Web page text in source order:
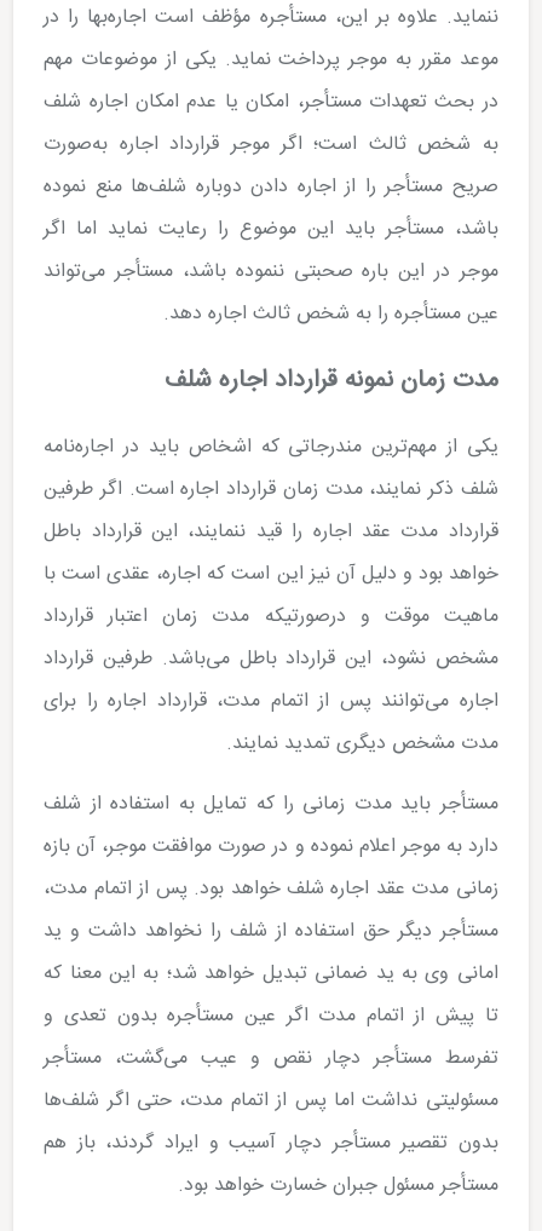
ننماید. علاوه بر این، مستأجره مؤظف است اجاره‌بها را در
موعد مقرر به موجر پرداخت نماید. یکی از موضوعات مهم
در بحث تعهدات مستأجر، امکان یا عدم امکان اجاره شلف
به شخص ثالث است؛ اگر موجر قرارداد اجاره به‌صورت
صریح مستأجر را از اجاره دادن دوباره شلف‌ها منع نموده
باشد، مستأجر باید این موضوع را رعایت نماید اما اگر
موجر در این باره صحبتی ننموده باشد، مستأجر می‌تواند
عین مستأجره را به شخص ثالث اجاره دهد.
مدت زمان نمونه قرارداد اجاره شلف
یکی از مهم‌ترین مندرجاتی که اشخاص باید در اجاره‌نامه
شلف ذکر نمایند، مدت زمان قرارداد اجاره است. اگر طرفین
قرارداد مدت عقد اجاره را قید ننمایند، این قرارداد باطل
خواهد بود و دلیل آن نیز این است که اجاره، عقدی است با
ماهیت موقت و درصورتیکه مدت زمان اعتبار قرارداد
مشخص نشود، این قرارداد باطل می‌باشد. طرفین قرارداد
اجاره می‌توانند پس از اتمام مدت، قرارداد اجاره را برای
مدت مشخص دیگری تمدید نمایند.
مستأجر باید مدت زمانی را که تمایل به استفاده از شلف
دارد به موجر اعلام نموده و در صورت موافقت موجر، آن بازه
زمانی مدت عقد اجاره شلف خواهد بود. پس از اتمام مدت،
مستأجر دیگر حق استفاده از شلف را نخواهد داشت و ید
امانی وی به ید ضمانی تبدیل خواهد شد؛ به این معنا که
تا پیش از اتمام مدت اگر عین مستأجره بدون تعدی و
تفرسط مستأجر دچار نقص و عیب می‌گشت، مستأجر
مسئولیتی نداشت اما پس از اتمام مدت، حتی اگر شلف‌ها
بدون تقصیر مستأجر دچار آسیب و ایراد گردند، باز هم
مستأجر مسئول جبران خسارت خواهد بود.